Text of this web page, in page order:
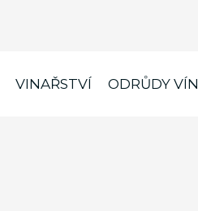
VINAŘSTVÍ ODRŮDY VÍN